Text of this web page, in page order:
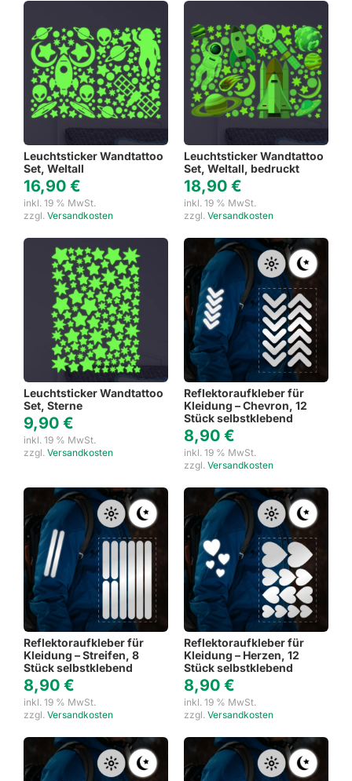
Leuchtsticker Wandtattoo
Set, Weltall
16,90 €
inkl. 19 % MwSt.
zzgl. Versandkosten
Leuchtsticker Wandtattoo
Set, Weltall, bedruckt
18,90 €
inkl. 19 % MwSt.
zzgl. Versandkosten
Leuchtsticker Wandtattoo
Set, Sterne
9,90 €
inkl. 19 % MwSt.
zzgl. Versandkosten
Reflektoraufkleber für
Kleidung – Chevron, 12
Stück selbstklebend
8,90 €
inkl. 19 % MwSt.
zzgl. Versandkosten
Reflektoraufkleber für
Kleidung – Streifen, 8
Stück selbstklebend
8,90 €
inkl. 19 % MwSt.
zzgl. Versandkosten
Reflektoraufkleber für
Kleidung – Herzen, 12
Stück selbstklebend
8,90 €
inkl. 19 % MwSt.
zzgl. Versandkosten